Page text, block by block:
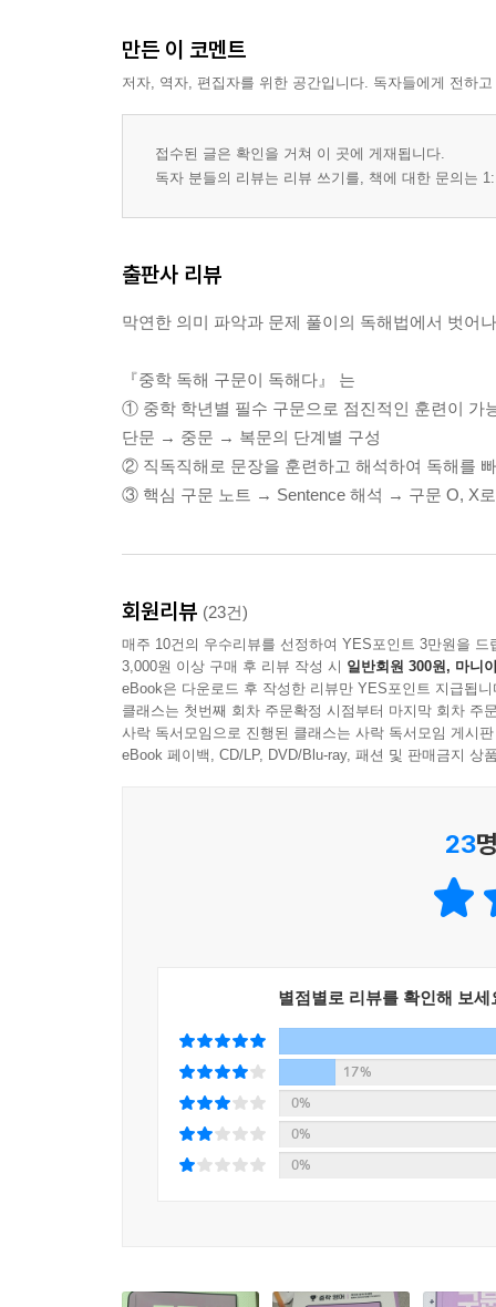
만든 이 코멘트
저자, 역자, 편집자를 위한 공간입니다. 독자들에게 전하
접수된 글은 확인을 거쳐 이 곳에 게재됩니다.
독자 분들의 리뷰는 리뷰 쓰기를, 책에 대한 문의는
출판사 리뷰
막연한 의미 파악과 문제 풀이의 독해법에서 벗어
『중학 독해 구문이 독해다』 는
① 중학 학년별 필수 구문으로 점진적인 훈련이 가
단문 → 중문 → 복문의 단계별 구성
② 직독직해로 문장을 훈련하고 해석하여 독해를
③ 핵심 구문 노트 → Sentence 해석 → 구문 O, X
회원리뷰 (23건)
매주 10건의 우수리뷰를 선정하여 YES포인트 3만원을 드
3,000원 이상 구매 후 리뷰 작성 시 일반회원 300원, 마니
eBook은 다운로드 후 작성한 리뷰만 YES포인트 지급됩니
클래스는 첫번째 회차 주문확정 시점부터 마지막 회차 주
사락 독서모임으로 진행된 클래스는 사락 독서모임 게시
eBook 페이백, CD/LP, DVD/Blu-ray, 패션 및 판매금지 상
23
별점별로 리뷰를 확인해 보세
17%
0%
0%
0%